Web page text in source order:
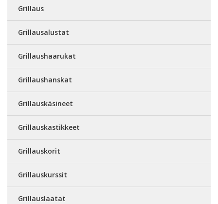
Grillaus
Grillausalustat
Grillaushaarukat
Grillaushanskat
Grillauskäsineet
Grillauskastikkeet
Grillauskorit
Grillauskurssit
Grillauslaatat